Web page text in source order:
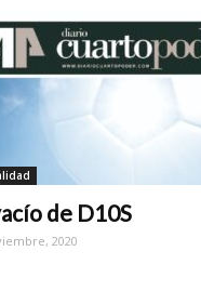
de D10S
2020